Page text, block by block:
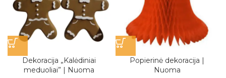
Dekoracija „Kalėdiniai
meduoliai” | Nuoma
Popierinė dekoracija |
Nuoma